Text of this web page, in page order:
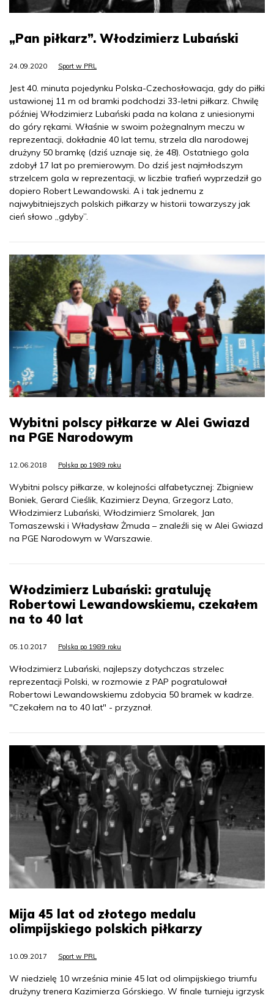
„Pan piłkarz”. Włodzimierz Lubański
24.09.2020 Sport w PRL
Jest 40. minuta pojedynku Polska-Czechosłowacja, gdy do piłki
ustawionej 11 m od bramki podchodzi 33-letni piłkarz. Chwilę
później Włodzimierz Lubański pada na kolana z uniesionymi
do góry rękami. Właśnie w swoim pożegnalnym meczu w
reprezentacji, dokładnie 40 lat temu, strzela dla narodowej
drużyny 50 bramkę (dziś uznaje się, że 48). Ostatniego gola
zdobył 17 lat po premierowym. Do dziś jest najmłodszym
strzelcem gola w reprezentacji, w liczbie trafień wyprzedził go
dopiero Robert Lewandowski. A i tak jednemu z
najwybitniejszych polskich piłkarzy w historii towarzyszy jak
cień słowo „gdyby”.
Wybitni polscy piłkarze w Alei Gwiazd
na PGE Narodowym
12.06.2018 Polska po 1989 roku
Wybitni polscy piłkarze, w kolejności alfabetycznej: Zbigniew
Boniek, Gerard Cieślik, Kazimierz Deyna, Grzegorz Lato,
Włodzimierz Lubański, Włodzimierz Smolarek, Jan
Tomaszewski i Władysław Żmuda – znaleźli się w Alei Gwiazd
na PGE Narodowym w Warszawie.
Włodzimierz Lubański: gratuluję
Robertowi Lewandowskiemu, czekałem
na to 40 lat
05.10.2017 Polska po 1989 roku
Włodzimierz Lubański, najlepszy dotychczas strzelec
reprezentacji Polski, w rozmowie z PAP pogratulował
Robertowi Lewandowskiemu zdobycia 50 bramek w kadrze.
"Czekałem na to 40 lat" - przyznał.
Mija 45 lat od złotego medalu
olimpijskiego polskich piłkarzy
10.09.2017 Sport w PRL
W niedzielę 10 września minie 45 lat od olimpijskiego triumfu
drużyny trenera Kazimierza Górskiego. W finale turnieju igrzysk